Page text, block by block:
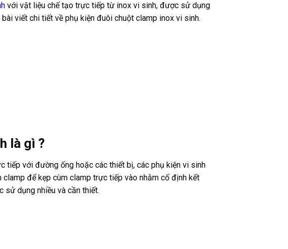
với vật liệu chế tạo trực tiếp từ inox vi sinh, được sử dụng
viết chi tiết về phụ kiện đuôi chuột clamp inox vi sinh.
là gì ?
tiếp với đường ống hoặc các thiết bị, các phụ kiện vi sinh
để kẹp cùm clamp trực tiếp vào nhằm cố định kết
sử dụng nhiều và cần thiết.